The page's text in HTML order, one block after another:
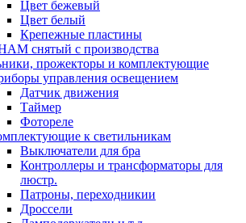
Цвет бежевый
Цвет белый
Крепежные пластины
снятый с производства
прожекторы и комплектующие
управления освещением
Датчик движения
Таймер
Фотореле
к светильникам
Выключатели для бра
Контроллеры и трансформаторы для
люстр.
Патроны, переходникии
Дроссели